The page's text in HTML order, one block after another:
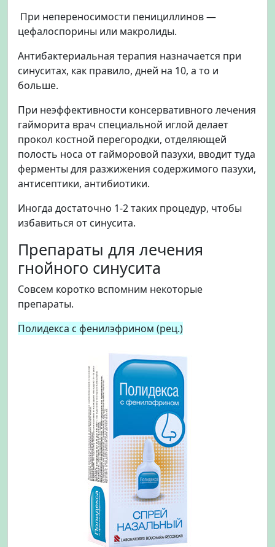
При непереносимости пенициллинов —
цефалоспорины или макролиды.
Антибактериальная терапия назначается при
синуситах, как правило, дней на 10, а то и
больше.
При неэффективности консервативного лечения
гайморита врач специальной иглой делает
прокол костной перегородки, отделяющей
полость носа от гайморовой пазухи, вводит туда
ферменты для разжижения содержимого пазухи,
антисептики, антибиотики.
Иногда достаточно 1-2 таких процедур, чтобы
избавиться от синусита.
Препараты для лечения
гнойного синусита
Совсем коротко вспомним некоторые
препараты.
Полидекса с фенилэфрином (рец.)